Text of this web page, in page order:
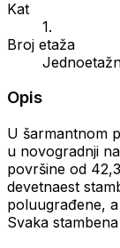
Kat
1.
Broj etaža
Opis
U šarmantnom
u novogradnji
površine od
devetnaest
poluugrađene,
Svaka